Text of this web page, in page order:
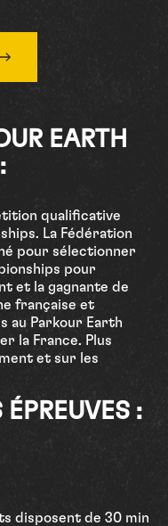
EARTH
qualificative
La Fédération
pour sélectionner
pour
et la gagnante de
française et
au Parkour Earth
la France. Plus
et sur les
:
disposent de 30 min